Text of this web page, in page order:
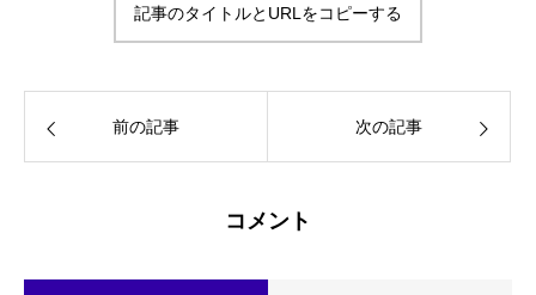
ンガーカウンセラー 漢検2級・図書館司
書・HSS型HSP気質・INFJ-T-O-C（外殻
字中毒
記事のタイトルとURLをコピーする
前の記事 次の記事
コメント